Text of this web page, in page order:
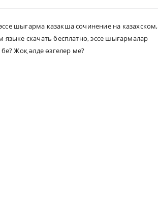
шыгарма казакша сочинение на казахском,
языке скачать бесплатно,эссе шығармалар
бе? Жоқ әлде өзгелер ме?